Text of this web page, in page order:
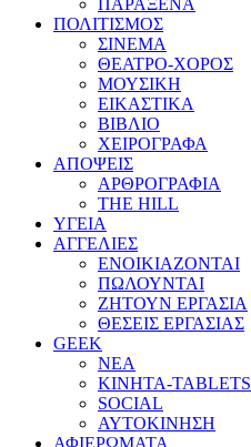
ΠΑΡΑΞΕΝΑ
ΠΟΛΙΤΙΣΜΟΣ
ΣΙΝΕΜΑ
ΘΕΑΤΡΟ-ΧΟΡΟΣ
ΜΟΥΣΙΚΗ
ΕΙΚΑΣΤΙΚΑ
ΒΙΒΛΙΟ
ΧΕΙΡΟΓΡΑΦΑ
ΑΠΟΨΕΙΣ
ΑΡΘΡΟΓΡΑΦΙΑ
THE HILL
ΥΓΕΙΑ
ΑΓΓΕΛΙΕΣ
ΕΝΟΙΚΙΑΖΟΝΤΑΙ
ΠΩΛΟΥΝΤΑΙ
ΖΗΤΟΥΝ ΕΡΓΑΣΙΑ
ΘΕΣΕΙΣ ΕΡΓΑΣΙΑΣ
GEEK
ΝΕΑ
ΚΙΝΗΤΑ-TABLETS
SOCIAL
ΑΥΤΟΚΙΝΗΣΗ
ΑΦΙΕΡΩΜΑΤΑ